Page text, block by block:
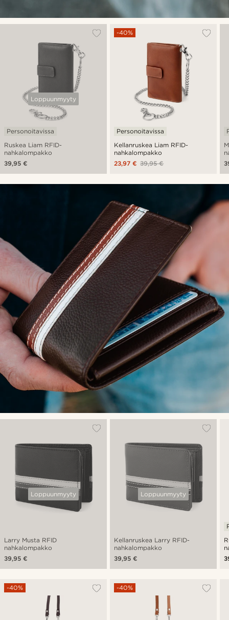
Loppuunmyyty
Ruskea Liam RFID-
nahkalompakko
Personoitavissa
39,95 €
Kellanruskea Liam RFID-
nahkalompakko
-40%
Personoitavissa
39,95 €
23,97 €
Loppuunmyyty
Larry Musta RFID
nahkalompakko
39,95 €
Loppuunmyyty
Kellanruskea Larry RFID-
nahkalompakko
39,95 €
-40% -40%